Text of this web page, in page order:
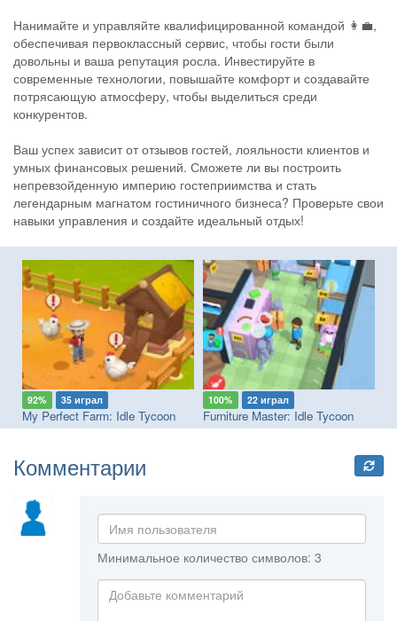
Нанимайте и управляйте квалифицированной командой 👩‍💼,
обеспечивая первоклассный сервис, чтобы гости были
довольны и ваша репутация росла. Инвестируйте в
современные технологии, повышайте комфорт и создавайте
потрясающую атмосферу, чтобы выделиться среди
конкурентов.
Ваш успех зависит от отзывов гостей, лояльности клиентов и
умных финансовых решений. Сможете ли вы построить
непревзойденную империю гостеприимства и стать
легендарным магнатом гостиничного бизнеса? Проверьте свои
навыки управления и создайте идеальный отдых!
92% 35 играл
My Perfect Farm: Idle Tycoon
100% 22 играл
Furniture Master: Idle Tycoon
Комментарии
Минимальное количество символов: 3